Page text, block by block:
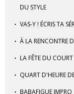
DU STYLE
VAS-Y ! ÉCRIS TA
À LA RENCONTRE
LA FÊTE DU
QUART D'HEURE
BABAFIGUE IMPRO